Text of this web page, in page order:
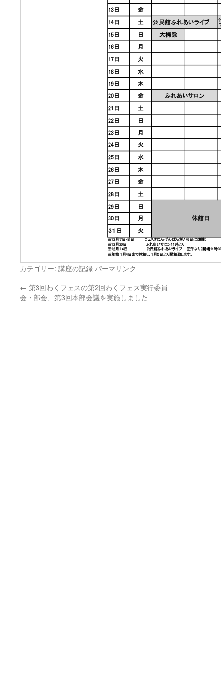
カテゴリー: 講座の記録 パーマリンク
← 第3回わくフェスの第2回わくフェス実行委員
会・部会、第3回本部会議を実施しました